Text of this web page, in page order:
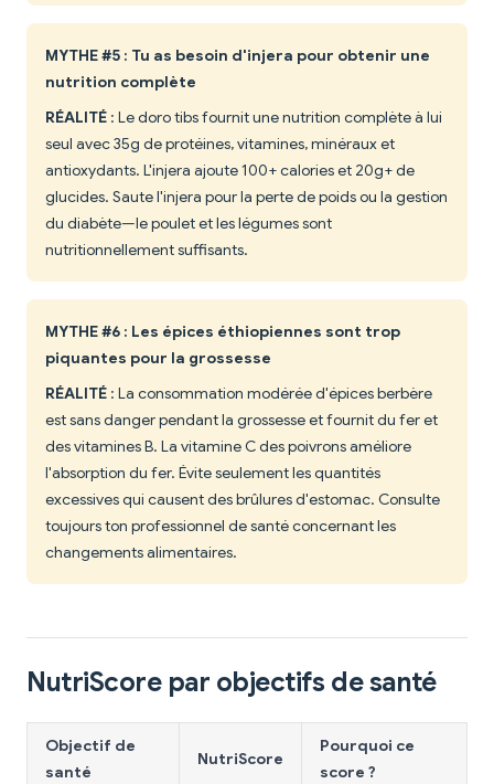
MYTHE #5 : Tu as besoin d'injera pour obtenir une
nutrition complète
RÉALITÉ : Le doro tibs fournit une nutrition complète à lui
seul avec 35g de protéines, vitamines, minéraux et
antioxydants. L'injera ajoute 100+ calories et 20g+ de
glucides. Saute l'injera pour la perte de poids ou la gestion
du diabète—le poulet et les légumes sont
nutritionnellement suffisants.
MYTHE #6 : Les épices éthiopiennes sont trop
piquantes pour la grossesse
RÉALITÉ : La consommation modérée d'épices berbère
est sans danger pendant la grossesse et fournit du fer et
des vitamines B. La vitamine C des poivrons améliore
l'absorption du fer. Évite seulement les quantités
excessives qui causent des brûlures d'estomac. Consulte
toujours ton professionnel de santé concernant les
changements alimentaires.
NutriScore par objectifs de santé
Objectif de
santé
NutriScore
Pourquoi ce
score ?